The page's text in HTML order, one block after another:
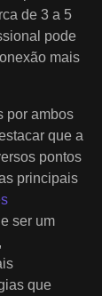
de 3 a 5
pode
mais
por ambos
que a
pontos
principais
ser um
que